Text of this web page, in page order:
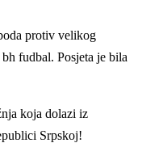
protiv velikog
fudbal. Posjeta je bila
koja dolazi iz
Srpskoj!